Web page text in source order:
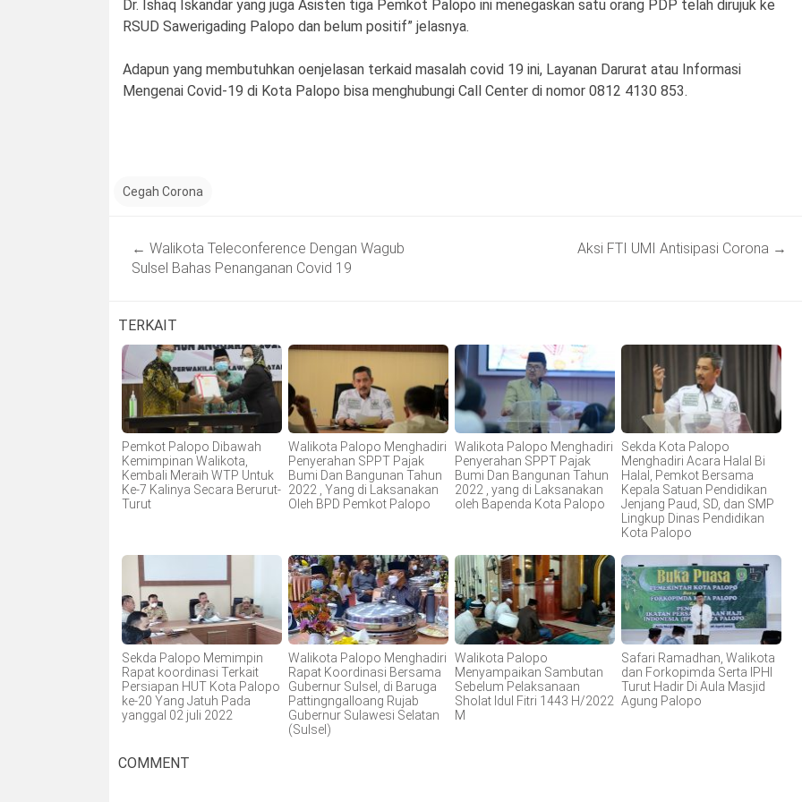
Dr. Ishaq Iskandar yang juga Asisten tiga Pemkot Palopo ini menegaskan satu orang PDP telah dirujuk ke
RSUD Sawerigading Palopo dan belum positif” jelasnya.
Adapun yang membutuhkan oenjelasan terkaid masalah covid 19 ini, Layanan Darurat atau Informasi
Mengenai Covid-19 di Kota Palopo bisa menghubungi Call Center di nomor 0812 4130 853.
Cegah Corona
navigation
← Walikota Teleconference Dengan Wagub
Sulsel Bahas Penanganan Covid 19
Aksi FTI UMI Antisipasi Corona →
TERKAIT
Pemkot Palopo Dibawah
Kemimpinan Walikota,
Kembali Meraih WTP Untuk
Ke-7 Kalinya Secara Berurut-
Turut
Walikota Palopo Menghadiri
Penyerahan SPPT Pajak
Bumi Dan Bangunan Tahun
2022 , Yang di Laksanakan
Oleh BPD Pemkot Palopo
Walikota Palopo Menghadiri
Penyerahan SPPT Pajak
Bumi Dan Bangunan Tahun
2022 , yang di Laksanakan
oleh Bapenda Kota Palopo
Sekda Kota Palopo
Menghadiri Acara Halal Bi
Halal, Pemkot Bersama
Kepala Satuan Pendidikan
Jenjang Paud, SD, dan SMP
Lingkup Dinas Pendidikan
Kota Palopo
Sekda Palopo Memimpin
Rapat koordinasi Terkait
Persiapan HUT Kota Palopo
ke-20 Yang Jatuh Pada
yanggal 02 juli 2022
Walikota Palopo Menghadiri
Rapat Koordinasi Bersama
Gubernur Sulsel, di Baruga
Pattingngalloang Rujab
Gubernur Sulawesi Selatan
(Sulsel)
Walikota Palopo
Menyampaikan Sambutan
Sebelum Pelaksanaan
Sholat Idul Fitri 1443 H/2022
M
Safari Ramadhan, Walikota
dan Forkopimda Serta IPHI
Turut Hadir Di Aula Masjid
Agung Palopo
COMMENT